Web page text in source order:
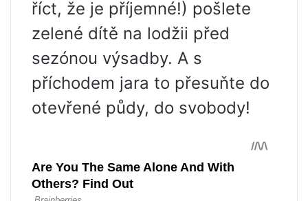
říct, že je příjemné!) pošlete
zelené dítě na lodžii před
sezónou výsadby. A s
příchodem jara to přesuňte do
otevřené půdy, do svobody!